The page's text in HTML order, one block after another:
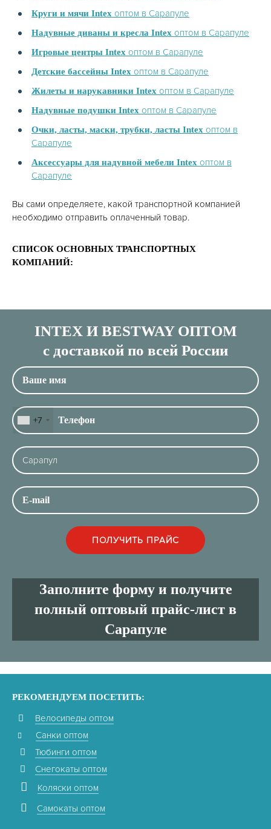
Круги и мячи Intex оптом в Сарапуле
Надувные диваны и кресла Intex оптом в Сарапуле
Игровые центры Intex оптом в Сарапуле
Детские бассейны Intex оптом в Сарапуле
Жилеты и нарукавники Intex оптом в Сарапуле
Надувные подушки Intex оптом в Сарапуле
Очки, ласты, маски, трубки, ласты Intex оптом в
Сарапуле
Аксессуары для надувной мебели Intex оптом в
Сарапуле
Вы сами определяете, какой транспортной компанией
необходимо отправить оплаченный товар.
СПИСОК ОСНОВНЫХ ТРАНСПОРТНЫХ
КОМПАНИЙ:
INTEX И BESTWAY ОПТОМ
с доставкой по всей России
+7
Заполните форму и получите
полный оптовый прайс-лист в
Сарапуле
РЕКОМЕНДУЕМ ПОСЕТИТЬ:
Велосипеды оптом
Санки оптом
Тюбинги оптом
Снегокаты оптом
Коляски оптом
Самокаты оптом